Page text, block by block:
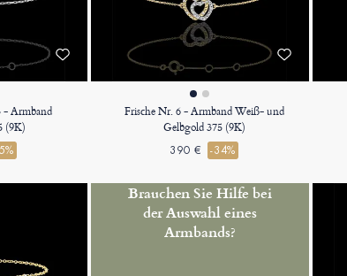
Armband
(9K)
Frische Nr. 6 - Armband Weiß- und
Gelbgold 375 (9K)
390 € -34%
Brauchen Sie Hilfe bei
der Auswahl eines
Armbands?